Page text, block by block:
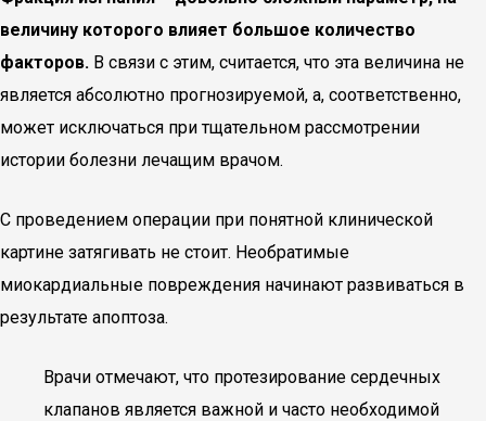
величину которого влияет большое количество
факторов. В связи с этим, считается, что эта величина не
является абсолютно прогнозируемой, а, соответственно,
может исключаться при тщательном рассмотрении
истории болезни лечащим врачом.
С проведением операции при понятной клинической
картине затягивать не стоит. Необратимые
миокардиальные повреждения начинают развиваться в
результате апоптоза.
Врачи отмечают, что протезирование сердечных
клапанов является важной и часто необходимой